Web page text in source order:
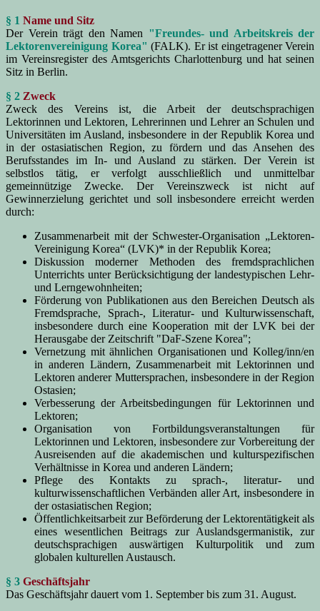
§ 1 Name und Sitz
Der Verein trägt den Namen "Freundes- und Arbeitskreis der
Lektorenvereinigung Korea" (FALK). Er ist eingetragener Verein
im Vereinsregister des Amtsgerichts Charlottenburg und hat seinen
Sitz in Berlin.
§ 2 Zweck
Zweck des Vereins ist, die Arbeit der deutschsprachigen
Lektorinnen und Lektoren, Lehrerinnen und Lehrer an Schulen und
Universitäten im Ausland, insbesondere in der Republik Korea und
in der ostasiatischen Region, zu fördern und das Ansehen des
Berufsstandes im In- und Ausland zu stärken. Der Verein ist
selbstlos tätig, er verfolgt ausschließlich und unmittelbar
gemeinnützige Zwecke. Der Vereinszweck ist nicht auf
Gewinnerzielung gerichtet und soll insbesondere erreicht werden
durch:
Zusammenarbeit mit der Schwester-Organisation „Lektoren-
Vereinigung Korea“ (LVK)* in der Republik Korea;
Diskussion moderner Methoden des fremdsprachlichen
Unterrichts unter Berücksichtigung der landestypischen Lehr-
und Lerngewohnheiten;
Förderung von Publikationen aus den Bereichen Deutsch als
Fremdsprache, Sprach-, Literatur- und Kulturwissenschaft,
insbesondere durch eine Kooperation mit der LVK bei der
Herausgabe der Zeitschrift "DaF-Szene Korea";
Vernetzung mit ähnlichen Organisationen und Kolleg/inn/en
in anderen Ländern, Zusammenarbeit mit Lektorinnen und
Lektoren anderer Muttersprachen, insbesondere in der Region
Ostasien;
Verbesserung der Arbeitsbedingungen für Lektorinnen und
Lektoren;
Organisation von Fortbildungsveranstaltungen für
Lektorinnen und Lektoren, insbesondere zur Vorbereitung der
Ausreisenden auf die akademischen und kulturspezifischen
Verhältnisse in Korea und anderen Ländern;
Pflege des Kontakts zu sprach-, literatur- und
kulturwissenschaftlichen Verbänden aller Art, insbesondere in
der ostasiatischen Region;
Öffentlichkeitsarbeit zur Beförderung der Lektorentätigkeit als
eines wesentlichen Beitrags zur Auslandsgermanistik, zur
deutschsprachigen auswärtigen Kulturpolitik und zum
globalen kulturellen Austausch.
§ 3 Geschäftsjahr
Das Geschäftsjahr dauert vom 1. September bis zum 31. August.